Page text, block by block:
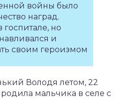
войны было
наград.
но
и
своим героизмом
Володя летом, 22
мальчика в селе с